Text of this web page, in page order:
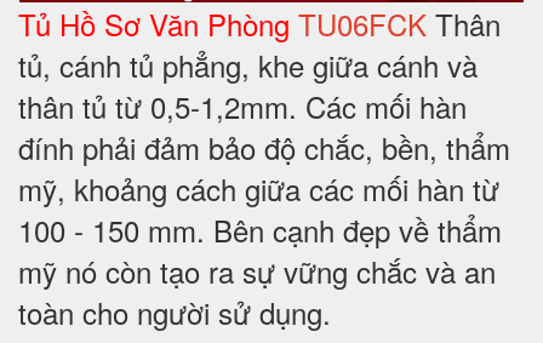
Tủ Hồ Sơ Văn Phòng TU06FCK Thân
tủ, cánh tủ phẳng, khe giữa cánh và
thân tủ từ 0,5-1,2mm. Các mối hàn
đính phải đảm bảo độ chắc, bền, thẩm
mỹ, khoảng cách giữa các mối hàn từ
100 - 150 mm. Bên cạnh đẹp về thẩm
mỹ nó còn tạo ra sự vững chắc và an
toàn cho người sử dụng.